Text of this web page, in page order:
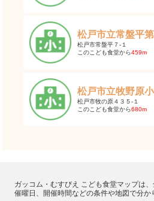
松戸市立常盤平
松戸市常盤平７-１
このこども食堂から459m
松戸市立牧野原
松戸市牧の原４３５-１
このこども食堂から680m
ガッコム・むすびえ こども食堂マップは
催曜日、開催時間などの条件や地図で分か